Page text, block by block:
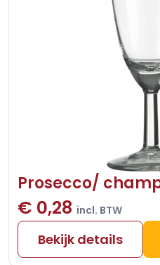
Prosecco/
€ 0,28 incl. BTW
Bekijk details